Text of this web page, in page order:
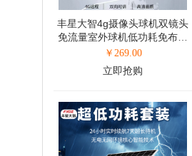
丰星大智4g摄像头球机双镜头
免流量室外球机低功耗免布线
4G球机6寸球机(400万+400万)
￥ 269.00
立即抢购